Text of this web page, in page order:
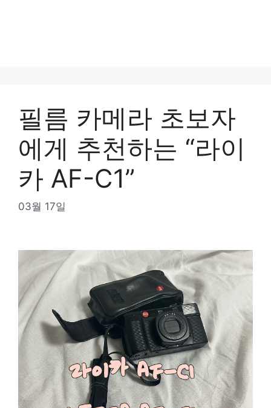
필름 카메라 초보자
에게 추천하는 “라이
카 AF-C1”
03월 17일